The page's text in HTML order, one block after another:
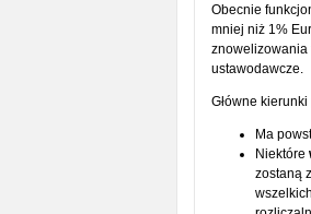
Obecnie
mniej niż 1%
znowelizowania
ustawodawcze.
Główne
Ma
Niektóre
zostaną